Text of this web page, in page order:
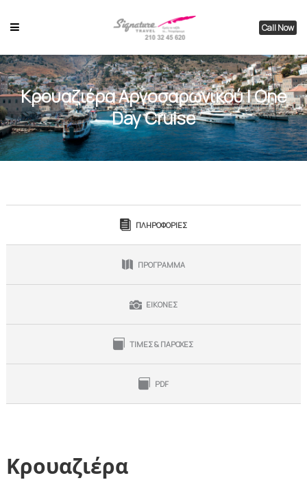
Call Now
Κρουαζιέρα Αργοσαρωνικού | One
Day Cruise
ΠΛΗΡΟΦΟΡΙΕΣ
ΠΡΟΓΡΑΜΜΑ
ΕΙΚΟΝΕΣ
ΤΙΜΕΣ & ΠΑΡΟΧΕΣ
PDF
Κρουαζιέρα